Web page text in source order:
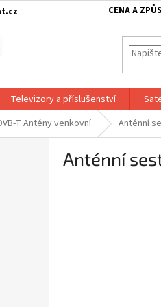
CENA A
Televizory a příslušenství
T Antény venkovní Anténní
Anténní